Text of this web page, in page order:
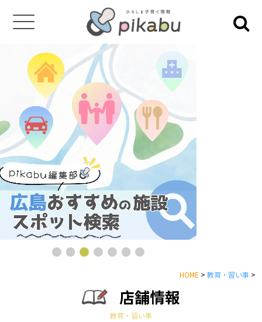
HOME > 教育・習い事 >
店舗情報
教育・習い事